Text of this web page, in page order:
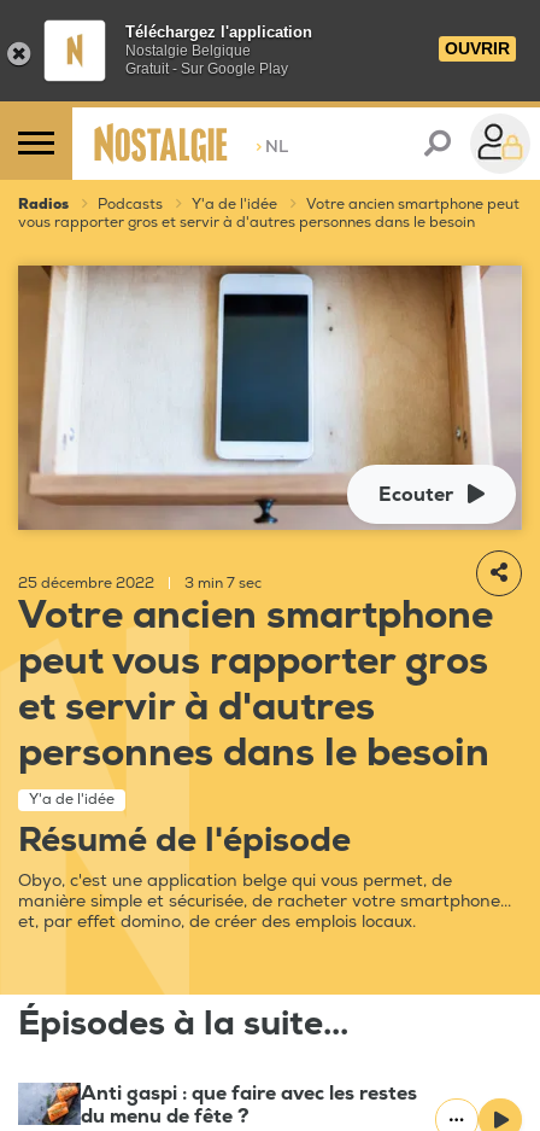
Téléchargez l'application
Nostalgie Belgique
Gratuit - Sur Google Play
OUVRIR
> NL
Radios Podcasts Y'a de l'idée
Votre ancien smartphone peut
vous rapporter gros et servir à d'autres personnes dans le besoin
Ecouter
25 décembre 2022 3 min 7 sec
Votre ancien smartphone
peut vous rapporter gros
et servir à d'autres
personnes dans le besoin
Y'a de l'idée
Résumé de l'épisode
Obyo, c'est une application belge qui vous permet, de
manière simple et sécurisée, de racheter votre smartphone...
et, par effet domino, de créer des emplois locaux.
Épisodes à la suite...
Anti gaspi : que faire avec les restes
du menu de fête ?